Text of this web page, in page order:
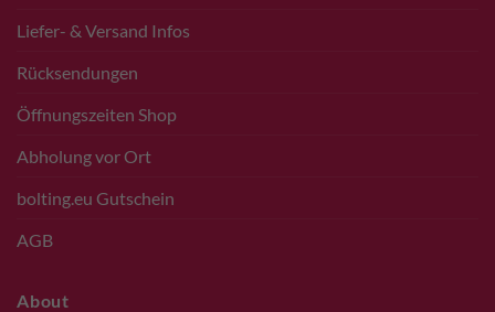
Liefer- & Versand Infos
Rücksendungen
Öffnungszeiten Shop
Abholung vor Ort
bolting.eu Gutschein
AGB
About